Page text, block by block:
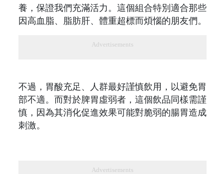
養，保證我們充滿活力。這個組合特別適合那些
因高血脂、脂肪肝、體重超標而煩惱的朋友們。
Advertisements
不過，胃酸充足、人群最好謹慎飲用，以避免胃
部不適。而對於脾胃虛弱者，這個飲品同樣需謹
慎，因為其消化促進效果可能對脆弱的腸胃造成
刺激。
Advertisements